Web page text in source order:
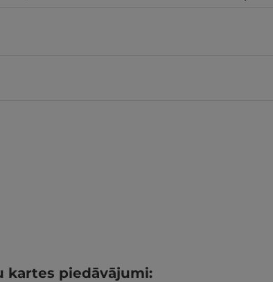
kartes piedāvājumi: